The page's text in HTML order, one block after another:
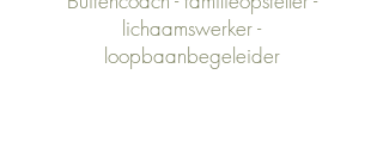
lichaamswerker -
loopbaanbegeleider